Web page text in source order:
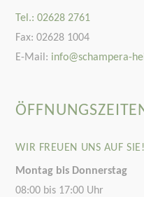
Tel.: 02628 2761
Fax: 02628 1004
E-Mail: info@schampera-
WIR FREUEN UNS AUF SIE!
Montag bis Donnerstag
08:00 bis 17:00 Uhr